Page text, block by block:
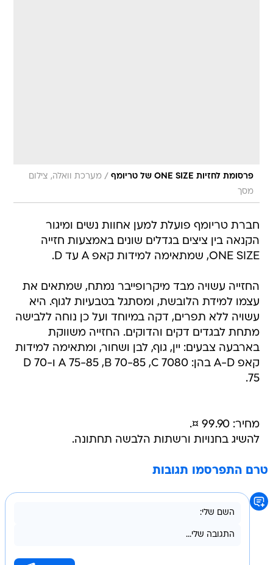
פרסומת לחזיות ONE SIZE של טריומף / מערכת וואלה, צילום
מסך
חברת טריומף פועלת למען אחוות נשים ומיגור
הקנאה בין ציצים בגדלים שונים באמצעות חזייה
ONE SIZE, שמתאימה למידות קאפ A עד D.
החזייה עשויה מבד מיקרופייבר נמתח, שמתאים את
עצמו למידת הלובשת, ומסתגל בטבעיות לגוף. היא
עשויה ללא תפרים, דקה במיוחד ועל כן נוחה ללבישה
מתחת לבגדים דקים והדוקים. החזייה משווקת
בארבעה צבעים: יין, גוף, לבן ושחור, ומתאימה למידות
קאפ A-D בהן: A 75-85 ,B 70-85 ,C 7080 וD 70-
75.
מחיר: 99.90 ¤.
להשיג בחנויות ורשתות הלבשה תחתונה.
טרם התפרסמו תגובות